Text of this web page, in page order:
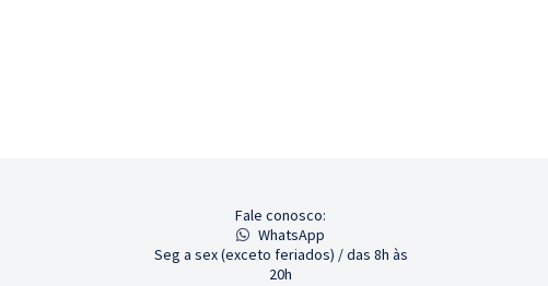
Fale conosco:
WhatsApp
Seg a sex (exceto feriados) / das 8h às
20h